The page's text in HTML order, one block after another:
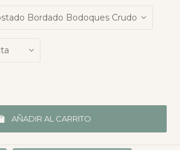
AÑADIR AL CARRITO